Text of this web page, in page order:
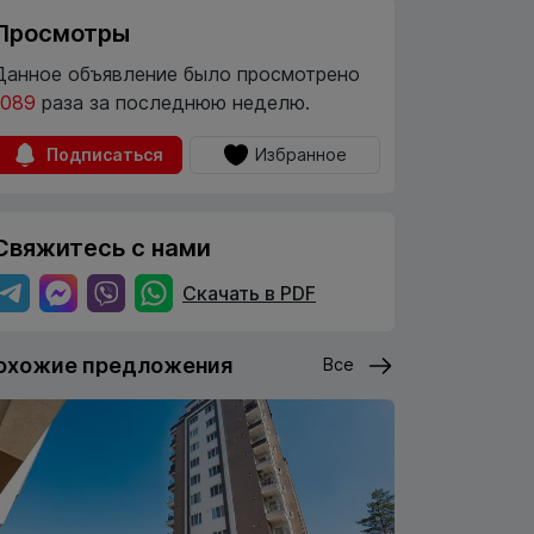
объявление было просмотрено
раза за последнюю неделю.
Подписаться Избранное
с нами
Скачать в PDF
предложения Все